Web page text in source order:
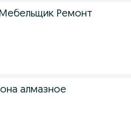
Ремонт
алмазное